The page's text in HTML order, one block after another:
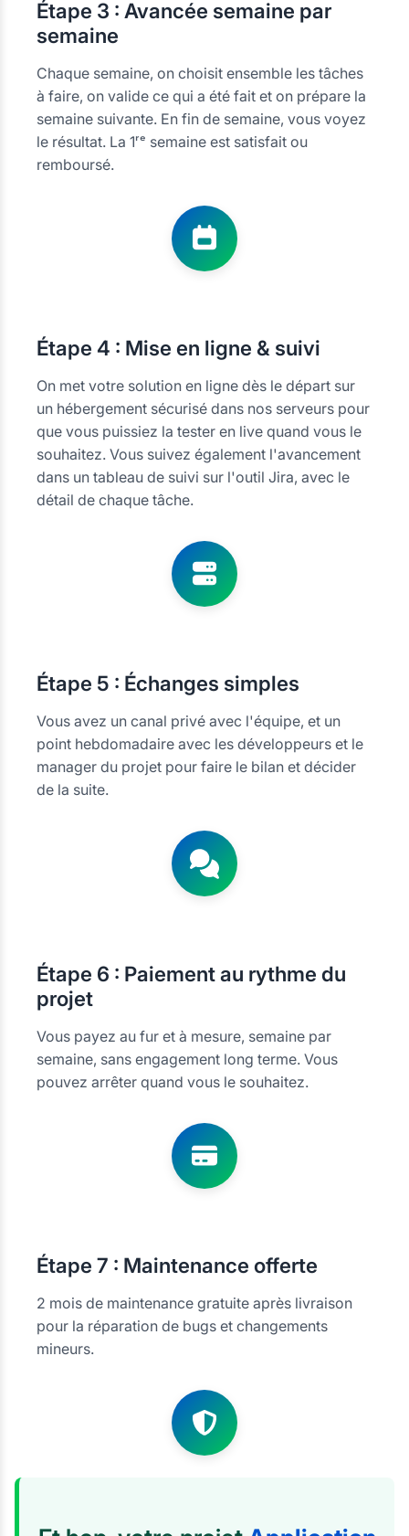
Étape 3 : Avancée semaine par
semaine
Chaque semaine, on choisit ensemble les tâches
à faire, on valide ce qui a été fait et on prépare la
semaine suivante. En fin de semaine, vous voyez
le résultat. La 1ʳᵉ semaine est satisfait ou
remboursé.
Étape 4 : Mise en ligne & suivi
On met votre solution en ligne dès le départ sur
un hébergement sécurisé dans nos serveurs pour
que vous puissiez la tester en live quand vous le
souhaitez. Vous suivez également l'avancement
dans un tableau de suivi sur l'outil Jira, avec le
détail de chaque tâche.
Étape 5 : Échanges simples
Vous avez un canal privé avec l'équipe, et un
point hebdomadaire avec les développeurs et le
manager du projet pour faire le bilan et décider
de la suite.
Étape 6 : Paiement au rythme du
projet
Vous payez au fur et à mesure, semaine par
semaine, sans engagement long terme. Vous
pouvez arrêter quand vous le souhaitez.
Étape 7 : Maintenance offerte
2 mois de maintenance gratuite après livraison
pour la réparation de bugs et changements
mineurs.